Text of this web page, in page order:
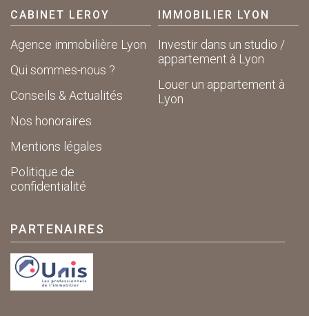
CABINET LEROY
Agence immobilière Lyon
Qui sommes-nous ?
Conseils & Actualités
Nos honoraires
Mentions légales
Politique de
confidentialité
IMMOBILIER LYON
Investir dans un studio /
appartement à Lyon
Louer un appartement à
Lyon
PARTENAIRES